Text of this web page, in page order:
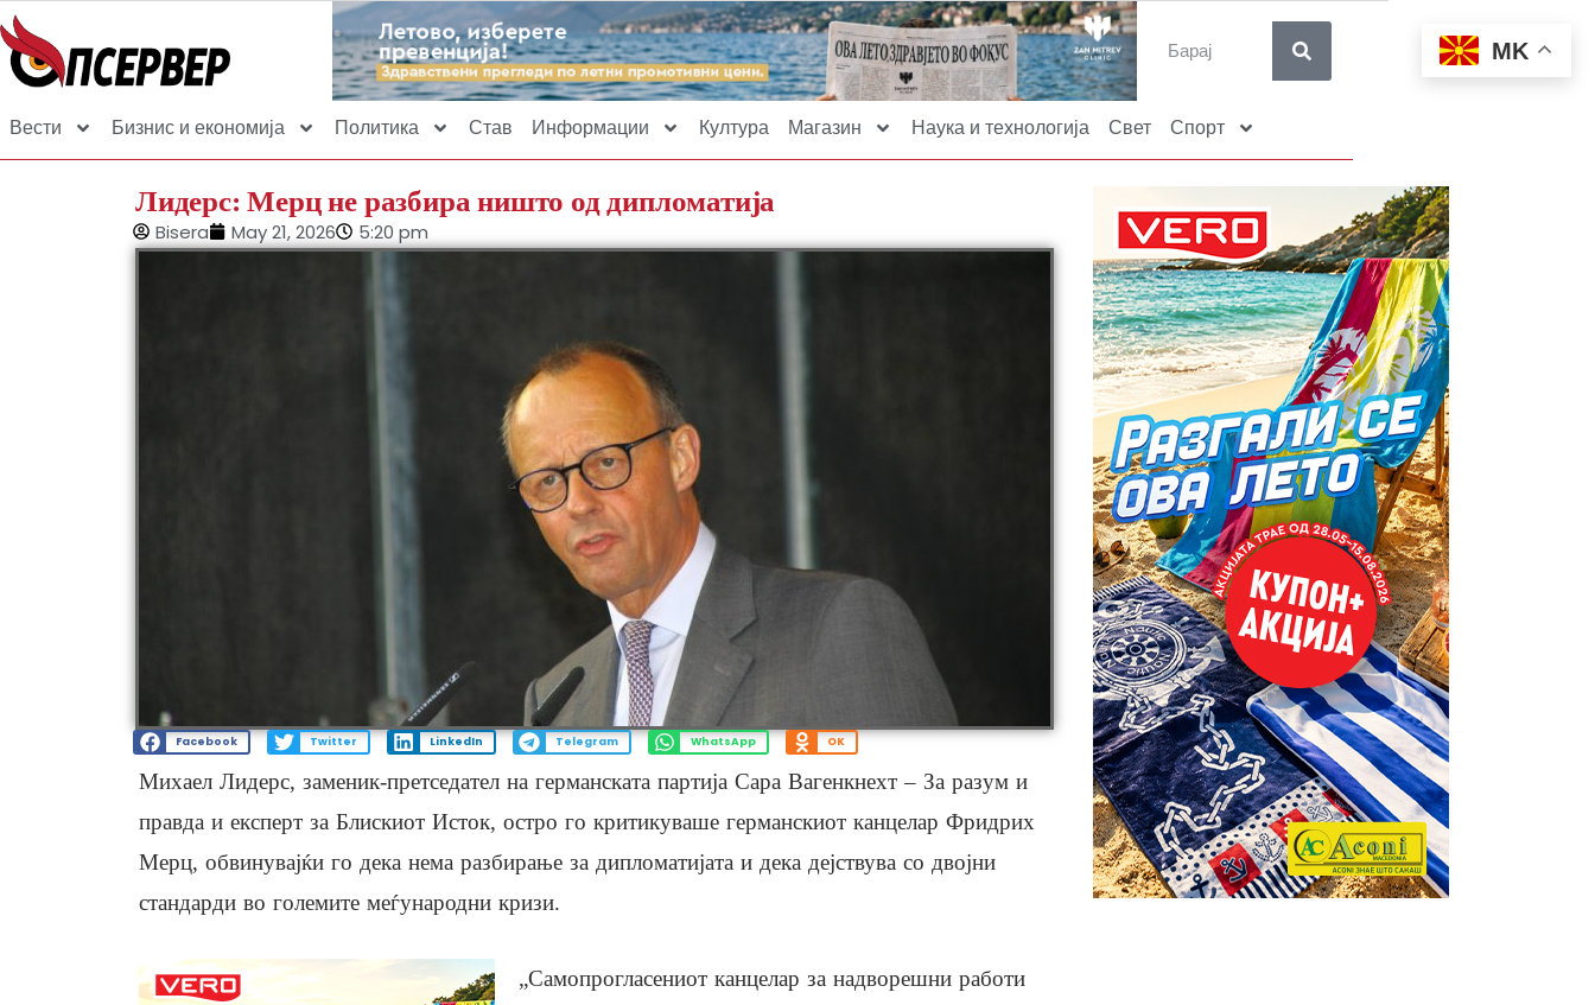
Вести Бизнис и економија Политика Став Информации Култура Магазин Наука и технологија Свет Спорт
Лидерс: Мерц не разбира ништо од дипломатија
Bisera May 21, 2026 5:20 pm
Facebook Twitter LinkedIn Telegram WhatsApp OK
Михаел Лидерс, заменик-претседател на германската партија Сара Вагенкнехт – За разум и
правда и експерт за Блискиот Исток, остро го критикуваше германскиот канцелар Фридрих
Мерц, обвинувајќи го дека нема разбирање за дипломатијата и дека дејствува со двојни
стандарди во големите меѓународни кризи.
„Самопрогласениот канцелар за надворешни работи
MK